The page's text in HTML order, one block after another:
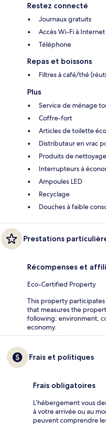
Restez connecté
Journaux gratuits
Accès Wi-Fi à
Téléphone
Repas et boissons
Filtres à café/thé
Plus
Service de ménage
Coffre-fort
Articles de toilette
Distributeur en vrac
Produits de
Interrupteurs à
Ampoules LED
Recyclage
Douches à faible
Prestations
Récompenses et
Eco-Certified Property
This property
that measures the
following: environment,
economy.
Frais et politiques
Frais obligatoires
L’hébergement vous
à votre arrivée ou au
peuvent comprendre